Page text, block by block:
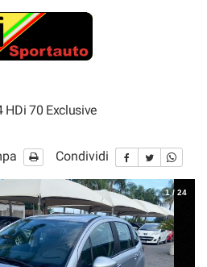
HDi 70 Exclusive
Condividi
1/ 24